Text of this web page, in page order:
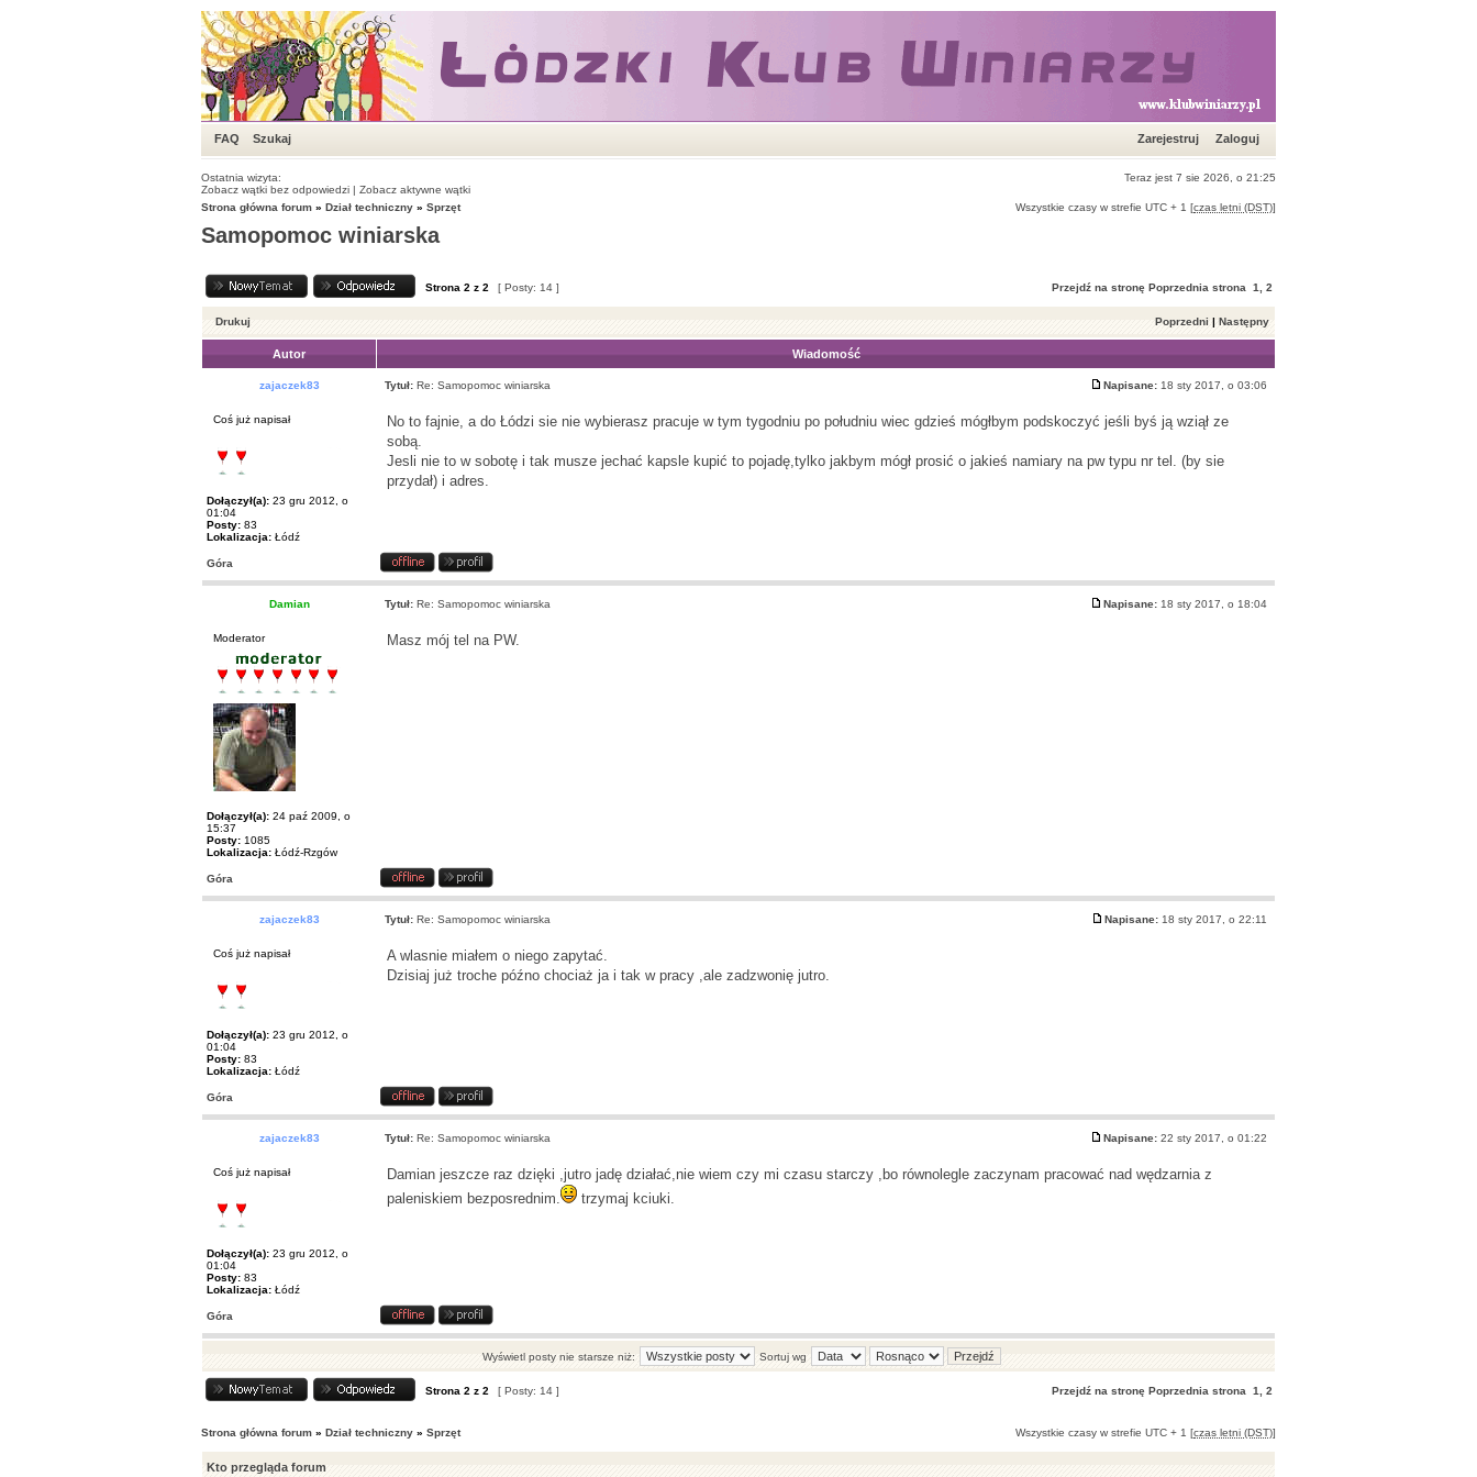
FAQ Szukaj Zarejestruj Zaloguj
Ostatnia wizyta:
Teraz jest 7 sie 2026, o 21:25
Zobacz wątki bez odpowiedzi | Zobacz aktywne wątki
Strona główna forum » Dział techniczny » Sprzęt Wszystkie czasy w strefie UTC + 1 [czas letni (DST)]
Samopomoc winiarska
Strona 2 z 2 [ Posty: 14 ] Przejdź na stronę Poprzednia strona 1 2
Drukuj Poprzedni | Następny
Autor Wiadomość
zajaczek83 Tytuł: Re: Samopomoc winiarska Napisane: 18 sty 2017, o 03:06
Coś już napisał
Dołączył(a): 23 gru 2012, o
01:04
Posty: 83
Lokalizacja: Łódź
No to fajnie, a do Łódzi sie nie wybierasz pracuje w tym tygodniu po południu wiec gdzieś mógłbym podskoczyć jeśli byś ją wziął ze
sobą.
Jesli nie to w sobotę i tak musze jechać kapsle kupić to pojadę,tylko jakbym mógł prosić o jakieś namiary na pw typu nr tel. (by sie
przydał) i adres.
Góra
Damian Tytuł: Re: Samopomoc winiarska Napisane: 18 sty 2017, o 18:04
Moderator
Dołączył(a): 24 paź 2009, o
15:37
Posty: 1085
Lokalizacja: Łódź-Rzgów
Masz mój tel na PW.
Góra
zajaczek83 Tytuł: Re: Samopomoc winiarska Napisane: 18 sty 2017, o 22:11
Coś już napisał
Dołączył(a): 23 gru 2012, o
01:04
Posty: 83
Lokalizacja: Łódź
A wlasnie miałem o niego zapytać.
Dzisiaj już troche późno chociaż ja i tak w pracy ,ale zadzwonię jutro.
Góra
zajaczek83 Tytuł: Re: Samopomoc winiarska Napisane: 22 sty 2017, o 01:22
Coś już napisał
Dołączył(a): 23 gru 2012, o
01:04
Posty: 83
Lokalizacja: Łódź
Damian jeszcze raz dzięki ,jutro jadę działać,nie wiem czy mi czasu starczy ,bo równolegle zaczynam pracować nad wędzarnia z
paleniskiem bezposrednim.
trzymaj kciuki.
Góra
Wyświetl posty nie starsze niż: Sortuj wg
Strona 2 z 2 [ Posty: 14 ] Przejdź na stronę Poprzednia strona 1 2
Strona główna forum » Dział techniczny » Sprzęt Wszystkie czasy w strefie UTC + 1 [czas letni (DST)]
Kto przegląda forum